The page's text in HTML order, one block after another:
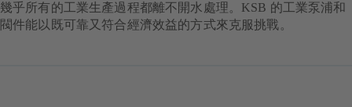
幾乎所有的工業生產過程都離不開水處理。KSB 的工業泵浦和
閥件能以既可靠又符合經濟效益的方式來克服挑戰。